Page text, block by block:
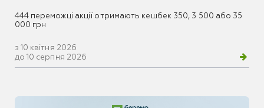
444 переможці акції отримають кешбек 350, 3 500 або 35
000 грн
з 10 квітня 2026
до 10 серпня 2026